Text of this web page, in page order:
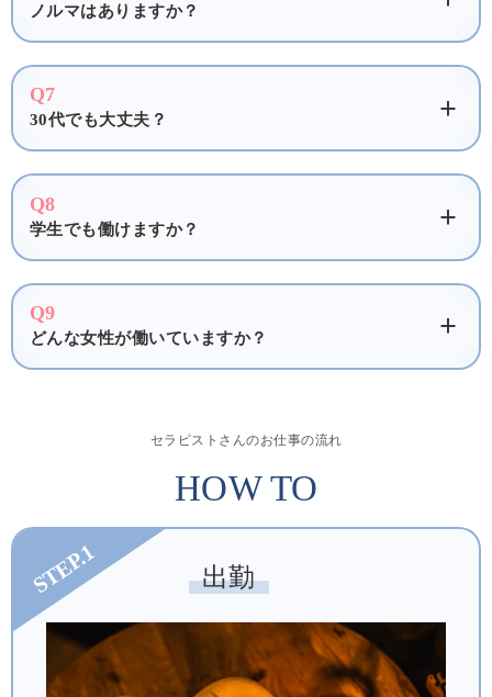
ノルマはありますか？
Q7
30代でも大丈夫？
Q8
学生でも働けますか？
Q9
どんな女性が働いていますか？
セラピストさんのお仕事の流れ
HOW TO
STEP.1 出勤